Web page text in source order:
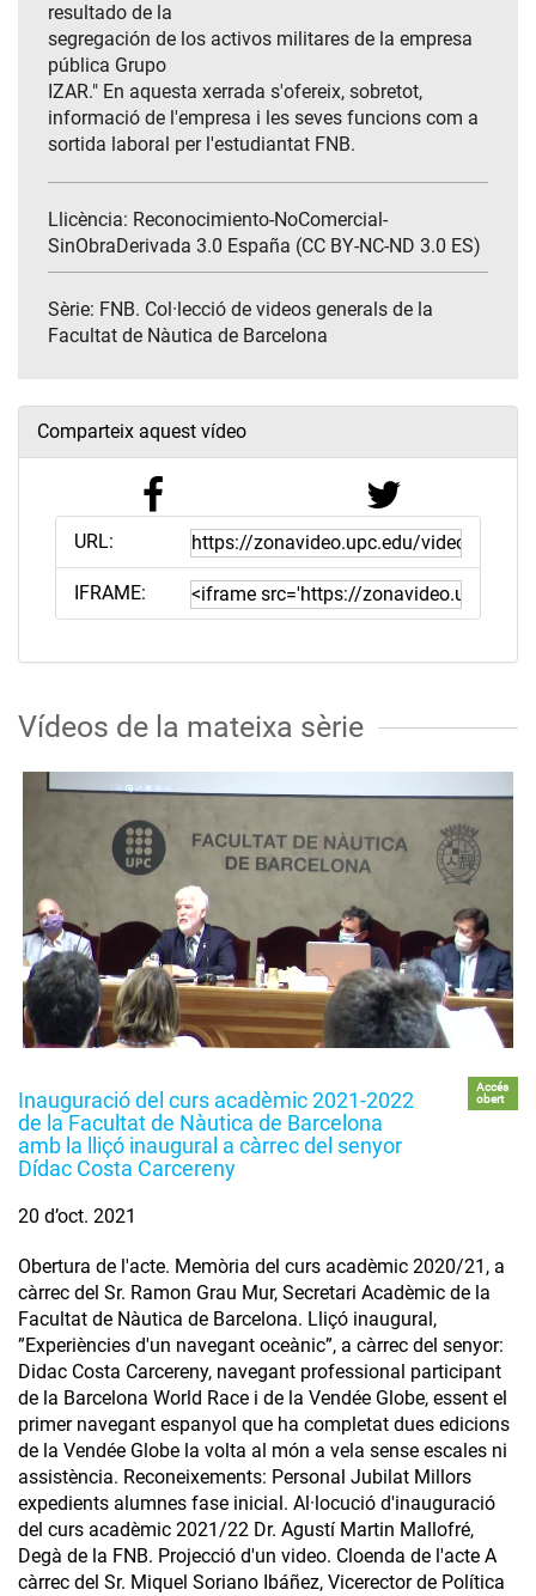
resultado de la
segregación de los activos militares de la empresa
pública Grupo
IZAR." En aquesta xerrada s'ofereix, sobretot,
informació de l'empresa i les seves funcions com a
sortida laboral per l'estudiantat FNB.
Llicència: Reconocimiento-NoComercial-
SinObraDerivada 3.0 España (CC BY-NC-ND 3.0 ES)
Sèrie: FNB. Col·lecció de videos generals de la
Facultat de Nàutica de Barcelona
Comparteix aquest vídeo
URL:
IFRAME:
Vídeos de la mateixa sèrie
Inauguració del curs acadèmic 2021-2022
de la Facultat de Nàutica de Barcelona
amb la lliçó inaugural a càrrec del senyor
Dídac Costa Carcereny
Accés
obert
20 d’oct. 2021
Obertura de l'acte. Memòria del curs acadèmic 2020/21, a
càrrec del Sr. Ramon Grau Mur, Secretari Acadèmic de la
Facultat de Nàutica de Barcelona. Lliçó inaugural,
”Experiències d'un navegant oceànic”, a càrrec del senyor:
Didac Costa Carcereny, navegant professional participant
de la Barcelona World Race i de la Vendée Globe, essent el
primer navegant espanyol que ha completat dues edicions
de la Vendée Globe la volta al món a vela sense escales ni
assistència. Reconeixements: Personal Jubilat Millors
expedients alumnes fase inicial. Al·locució d'inauguració
del curs acadèmic 2021/22 Dr. Agustí Martin Mallofré,
Degà de la FNB. Projecció d'un video. Cloenda de l'acte A
càrrec del Sr. Miquel Soriano Ibáñez, Vicerector de Política